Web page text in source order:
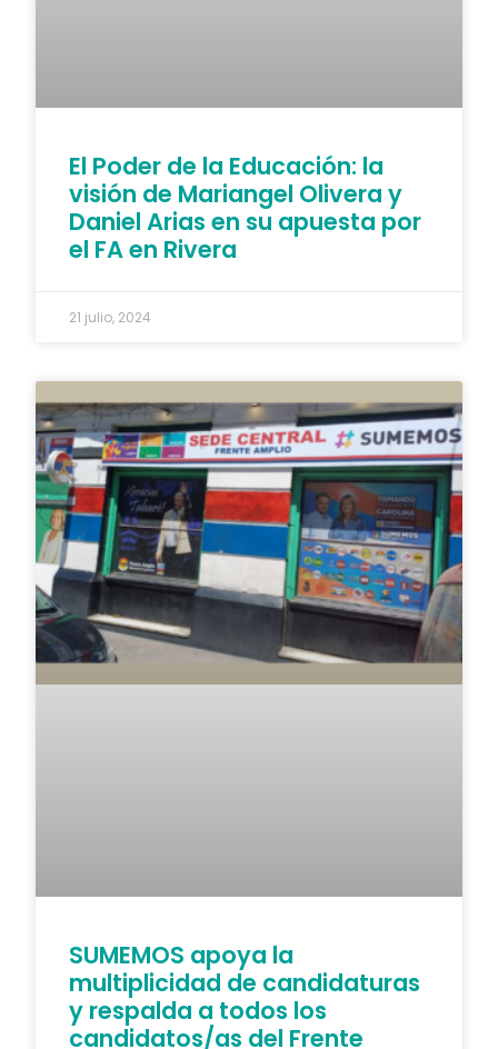
El Poder de la Educación: la
visión de Mariangel Olivera y
Daniel Arias en su apuesta por
el FA en Rivera
21 julio, 2024
SUMEMOS apoya la
multiplicidad de candidaturas
y respalda a todos los
candidatos/as del Frente